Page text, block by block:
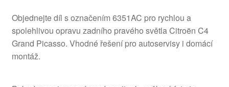
Objednejte díl s označením 6351AC pro rychlou a
spolehlivou opravu zadního pravého světla Citroën C4
Grand Picasso. Vhodné řešení pro autoservisy i domácí
montáž.